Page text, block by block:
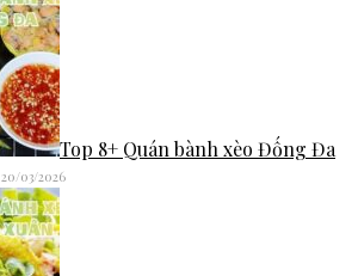
Top 8+ Quán bành xèo Đống Đa
20/03/2026